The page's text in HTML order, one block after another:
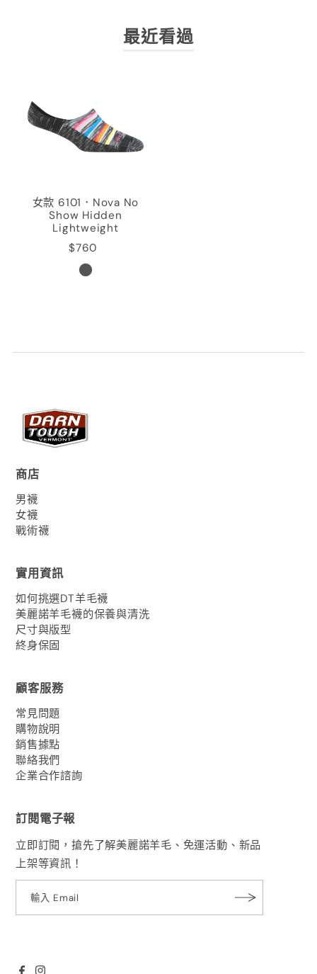
最近看過
女款 6101．Nova No
Show Hidden
Lightweight
$760
商店
男襪
女襪
戰術襪
實用資訊
如何挑選DT羊毛襪
美麗諾羊毛襪的保養與清洗
尺寸與版型
終身保固
顧客服務
常見問題
購物說明
銷售據點
聯絡我們
企業合作諮詢
訂閱電子報
立即訂閱，搶先了解美麗諾羊毛、免運活動、新品
上架等資訊！